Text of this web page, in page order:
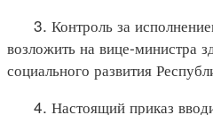
3. Контроль за
возложить на вице-министра
социального развития
4. Настоящий приказ